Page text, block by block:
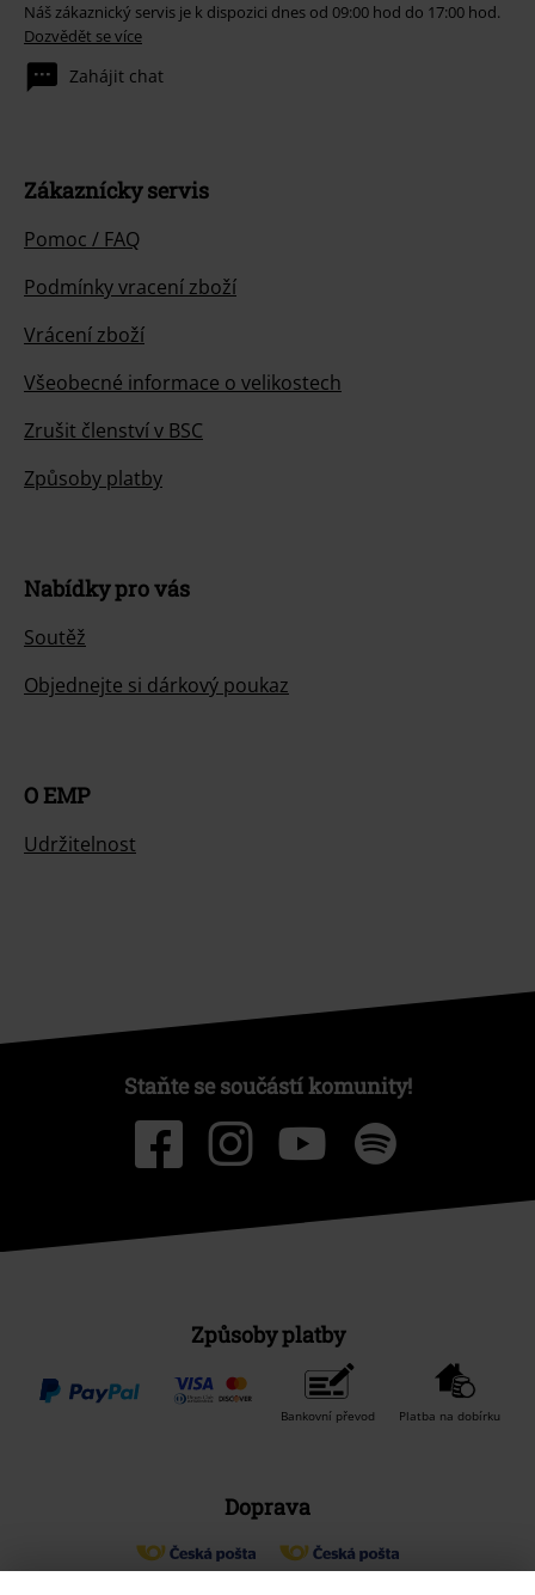
Náš zákaznický servis je k dispozici dnes od 09:00 hod do 17:00 hod.
Dozvědět se více
Zahájit chat
Zákaznícky servis
Pomoc / FAQ
Podmínky vracení zboží
Vrácení zboží
Všeobecné informace o velikostech
Zrušit členství v BSC
Způsoby platby
Nabídky pro vás
Soutěž
Objednejte si dárkový poukaz
O EMP
Udržitelnost
Staňte se součástí komunity!
Způsoby platby
Bankovní převod Platba na dobírku
Doprava